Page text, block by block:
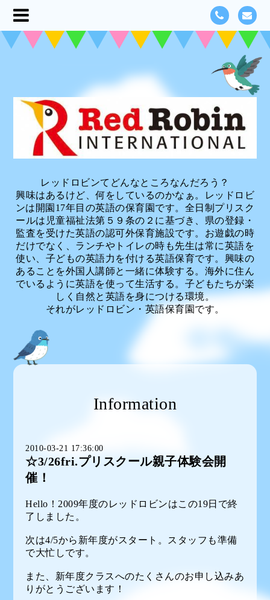
レッドロビンてどんなところなんだろう？
興味はあるけど、何をしているのかなぁ。レッドロビ
ンは開園17年目の英語の保育園です。全日制プリスク
ールは児童福祉法第５９条の２に基づき、県の登録・
監査を受けた英語の認可外保育施設です。お遊戯の時
だけでなく、ランチやトイレの時も先生は常に英語を
使い、子どもの英語力を付ける英語保育です。興味の
あることを外国人講師と一緒に体験する。海外に住ん
でいるように英語を使って生活する。子どもたちが楽
しく自然と英語を身につける環境。
それがレッドロビン・英語保育園です。
Information
2010-03-21 17:36:00
☆3/26fri.プリスクール親子体験会開
催！
Hello！2009年度のレッドロビンはこの19日で終
了しました。
次は4/5から新年度がスタート。スタッフも準備
で大忙しです。
また、新年度クラスへのたくさんのお申し込みあ
りがとうございます！